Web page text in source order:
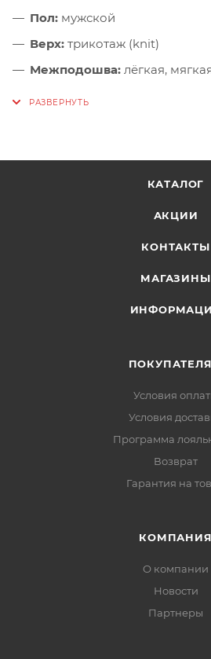
Пол: мужской
Верх: трикотаж (knit)
Межподошва: лёгкая,
верх, современный дизайн
КАТАЛОГ
АКЦИИ
КОНТАКТЫ
МАГАЗИНЫ
Условия
Условия
Программа
Возврат
Гарантия на
КОМПАНИЯ
О компании
Новости
Партнеры